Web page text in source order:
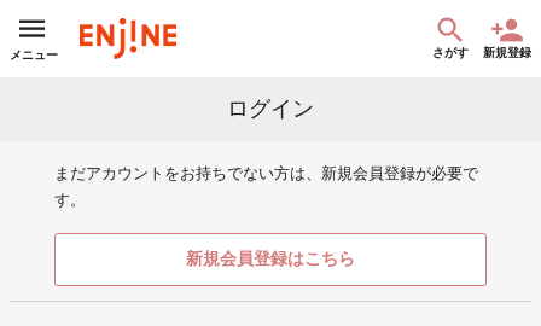
メニュー さがす 新規登録
ログイン
まだアカウントをお持ちでない方は、新規会員登録が必要で
す。
新規会員登録はこちら